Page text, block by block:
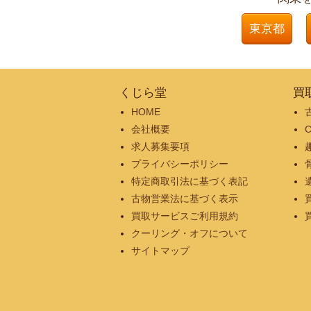
東京都
くじら堂
HOME
会社概要
求人募集要項
プライバシーポリシー
特定商取引法に基づく表記
古物営業法に基づく表示
買取サービスご利用規約
クーリング・オフについて
サイトマップ
買